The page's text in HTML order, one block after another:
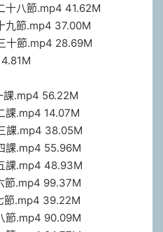
十八節.mp4 41.62M
九節.mp4 37.00M
十節.mp4 28.69M
課.mp4 56.22M
課.mp4 14.07M
課.mp4 38.05M
課.mp4 55.96M
課.mp4 48.93M
節.mp4 99.37M
節.mp4 39.22M
節.mp4 90.09M